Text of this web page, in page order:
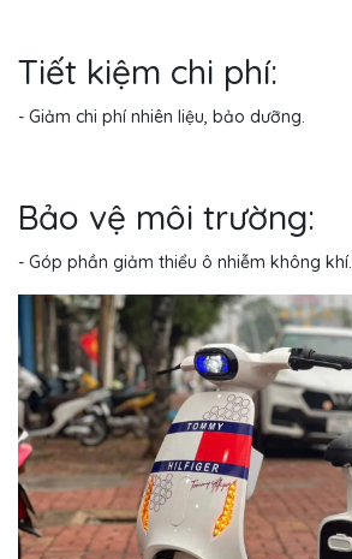
Tiết kiệm chi phí:
- Giảm chi phí nhiên liệu, bảo dưỡng.
Bảo vệ môi trường:
- Góp phần giảm thiểu ô nhiễm không khí.